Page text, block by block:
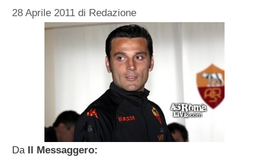
28 Aprile 2011 di Redazione
Da Il Messaggero: